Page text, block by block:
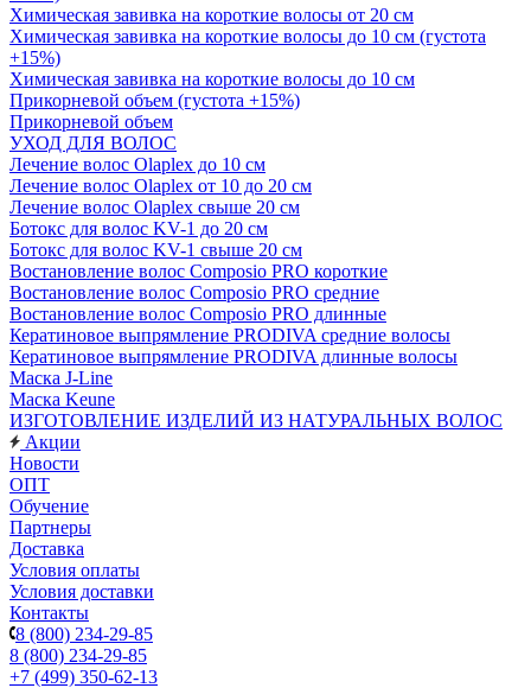
Химическая завивка на короткие волосы от 20 см
Химическая завивка на короткие волосы до 10 см (густота
+15%)
Химическая завивка на короткие волосы до 10 см
Прикорневой объем (густота +15%)
Прикорневой объем
УХОД ДЛЯ ВОЛОС
Лечение волос Olapleх до 10 см
Лечение волос Olapleх от 10 до 20 см
Лечение волос Olapleх свыше 20 см
Ботокс для волос KV-1 до 20 см
Ботокс для волос KV-1 свыше 20 см
Востановление волос Composio PRO короткие
Востановление волос Composio PRO средние
Востановление волос Composio PRO длинные
Кератиновое выпрямление PRODIVA средние волосы
Кератиновое выпрямление PRODIVA длинные волосы
Маска J-Line
Маска Keune
ИЗГОТОВЛЕНИЕ ИЗДЕЛИЙ ИЗ НАТУРАЛЬНЫХ ВОЛОС
Акции
Новости
ОПТ
Обучение
Партнеры
Доставка
Условия оплаты
Условия доставки
Контакты
8 (800) 234-29-85
8 (800) 234-29-85
+7 (499) 350-62-13